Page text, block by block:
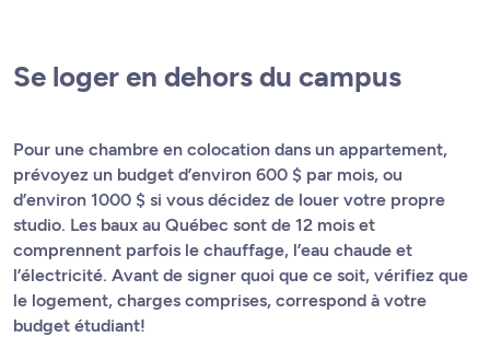
Se loger en dehors du campus
Pour une chambre en colocation dans un appartement,
prévoyez un budget d’environ 600 $ par mois, ou
d’environ 1000 $ si vous décidez de louer votre propre
studio. Les baux au Québec sont de 12 mois et
comprennent parfois le chauffage, l’eau chaude et
l’électricité. Avant de signer quoi que ce soit, vérifiez que
le logement, charges comprises, correspond à votre
budget étudiant!